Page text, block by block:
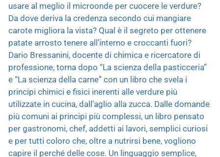
usare al meglio il microonde per cuocere le verdure?
Da dove deriva la credenza secondo cui mangiare
carote migliora la vista? Qual è il segreto per ottenere
patate arrosto tenere all’interno e croccanti fuori?
Dario Bressanini, docente di chimica e ricercatore di
professione, torna dopo “La scienza della pasticceria”
e “La scienza della carne” con un libro che svela i
principi chimici e fisici inerenti alle verdure più
utilizzate in cucina, dall’aglio alla zucca. Dalle domande
più comuni ai principi più complessi, un libro pensato
per gastronomi, chef, addetti ai lavori, semplici curiosi
e per tutti coloro che, oltre a nutrirsi bene, vogliono
capire il perché delle cose. Un linguaggio semplice,